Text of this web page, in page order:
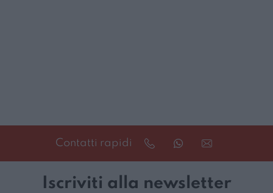
Contatti rapidi
Iscriviti alla newsletter